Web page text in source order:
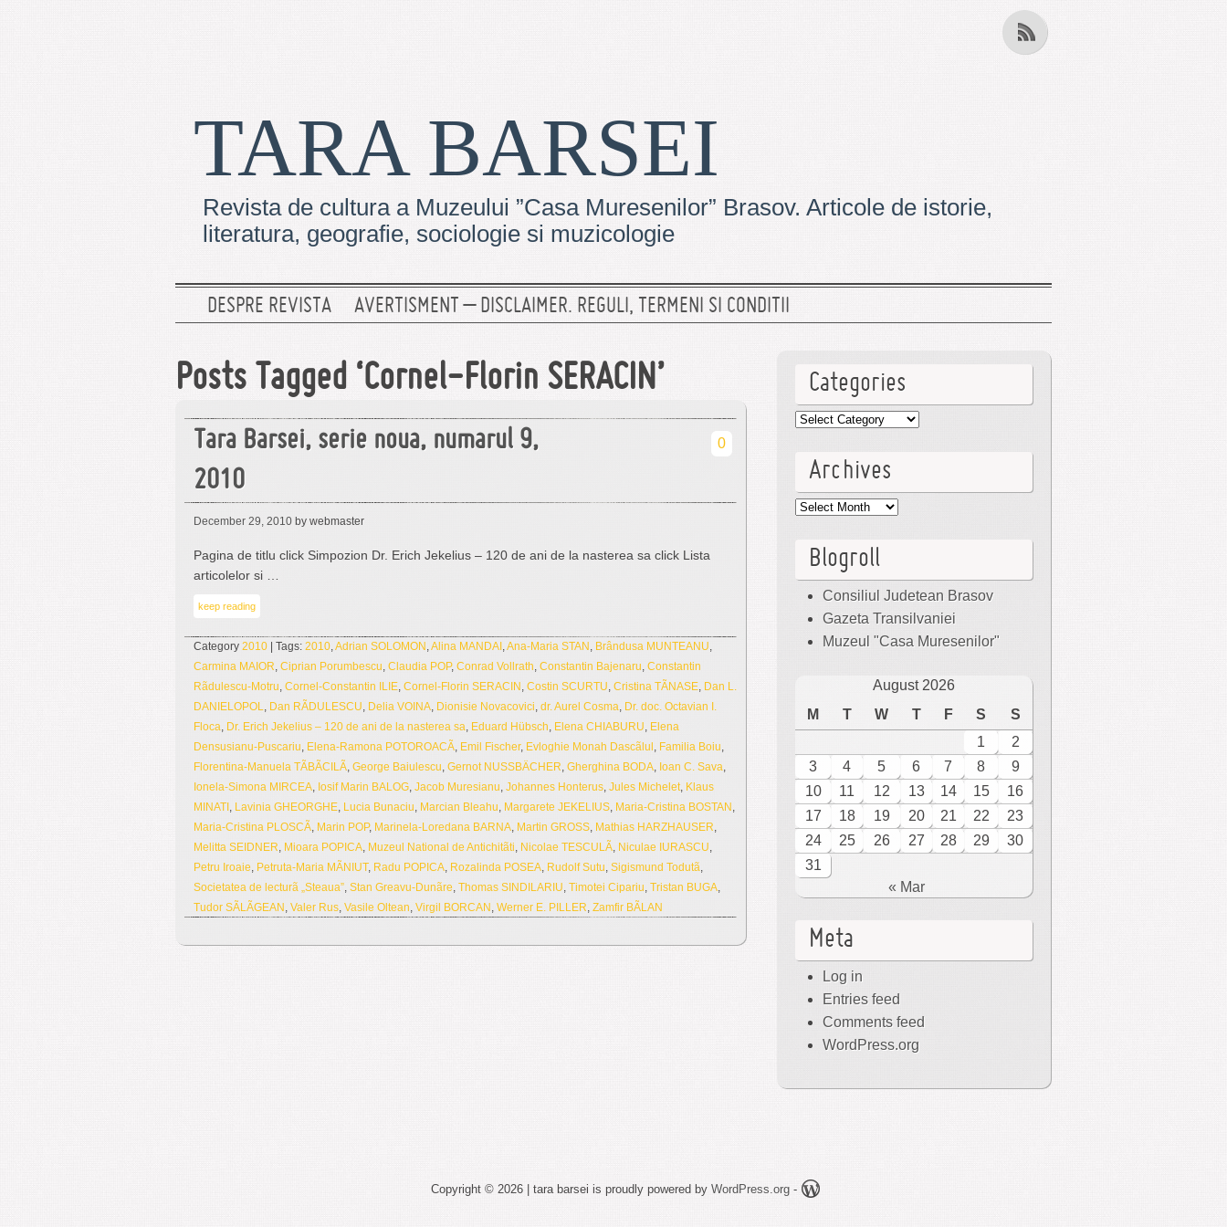
TARA BARSEI
Revista de cultura a Muzeului ”Casa Muresenilor” Brasov. Articole de istorie,
literatura, geografie, sociologie si muzicologie
DESPRE REVISTA AVERTISMENT – DISCLAIMER. REGULI, TERMENI SI CONDITII
Posts Tagged ‘Cornel-Florin SERACIN’
Tara Barsei, serie noua, numarul 9,
2010
0
December 29, 2010 by webmaster
Pagina de titlu click Simpozion Dr. Erich Jekelius – 120 de ani de la nasterea sa click Lista
articolelor si …
keep reading
Category 2010 | Tags: 2010,Adrian SOLOMON ,Alina MANDAI ,Ana-Maria STAN , Brândusa MUNTEANU,
Carmina MAIOR, Ciprian Porumbescu, Claudia POP, Conrad Vollrath, Constantin Bajenaru, Constantin
Rãdulescu-Motru, Cornel-Constantin ILIE, Cornel-Florin SERACIN , Costin SCURTU, Cristina TÃNASE, Dan L.
DANIELOPOL, Dan RÃDULESCU, Delia VOINA, Dionisie Novacovici, dr. Aurel Cosma, Dr. doc. Octavian I.
Floca, Dr. Erich Jekelius – 120 de ani de la nasterea sa, Eduard Hübsch, Elena CHIABURU, Elena
Densusianu-Puscariu, Elena-Ramona POTOROACÃ, Emil Fischer, Evloghie Monah Dascãlul , Familia Boiu,
Florentina-Manuela TÃBÃCILÃ, George Baiulescu, Gernot NUSSBÄCHER, Gherghina BODA, Ioan C. Sava,
Ionela-Simona MIRCEA, Iosif Marin BALOG, Jacob Muresianu, Johannes Honterus, Jules Michelet, Klaus
MINATI , Lavinia GHEORGHE, Lucia Bunaciu, Marcian Bleahu, Margarete JEKELIUS, Maria-Cristina BOSTAN ,
Maria-Cristina PLOSCÃ, Marin POP, Marinela-Loredana BARNA, Martin GROSS, Mathias HARZHAUSER,
Melitta SEIDNER, Mioara POPICA, Muzeul National de Antichitãti, Nicolae TESCULÃ, Niculae IURASCU,
Petru Iroaie, Petruta-Maria MÃNIUT, Radu POPICA, Rozalinda POSEA, Rudolf Sutu, Sigismund Todutã,
Societatea de lecturã „Steaua”, Stan Greavu-Dunãre, Thomas SINDILARIU, Timotei Cipariu, Tristan BUGA,
Tudor SÃLÃGEAN , Valer Rus, Vasile Oltean, Virgil BORCAN , Werner E. PILLER, Zamfir BÃLAN
Categories
Categories
Archives
Archives
Blogroll
Consiliul Judetean Brasov
Gazeta Transilvaniei
Muzeul "Casa Muresenilor"
August 2026
M
T W T F S
S
1
2
3
4 5 6 7 8
9
10
11 12 13 14 15
16
17
18 19 20 21 22
23
24
25 26 27 28 29
30
31
« Mar
Meta
Log in
Entries feed
Comments feed
WordPress.org
Copyright © 2026 | tara barsei is proudly powered by WordPress.org-